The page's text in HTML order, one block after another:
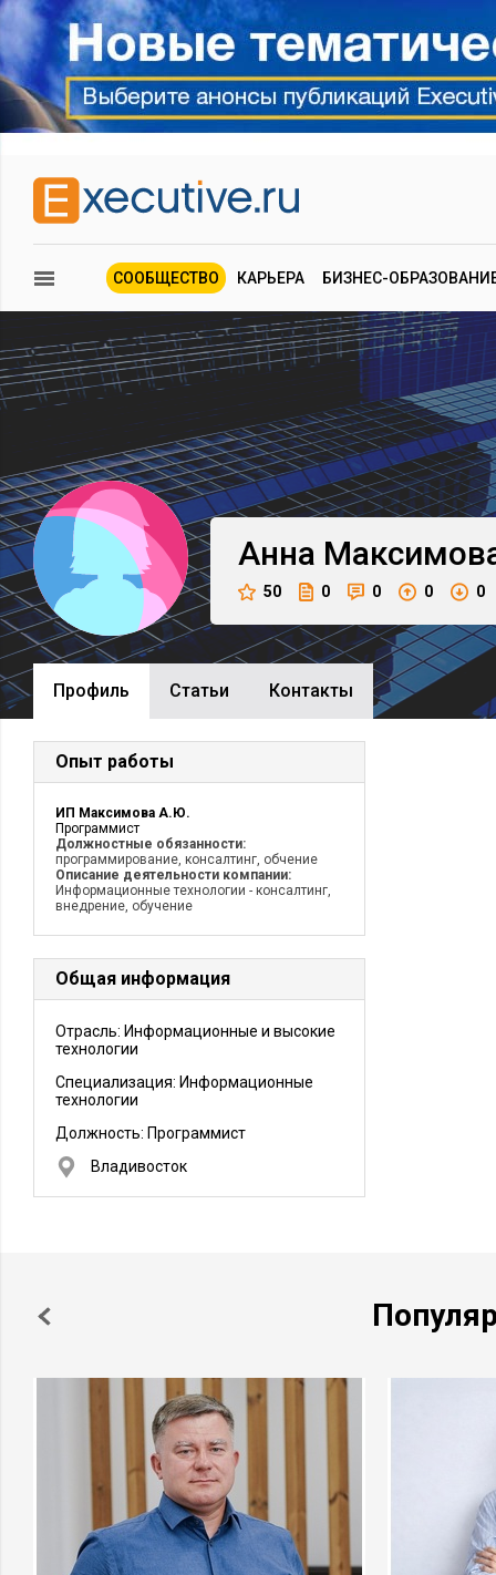
СООБЩЕСТВО КАРЬЕРА БИЗНЕС-
Анна
50 0 0 0 0
Профиль Cтатьи Контакты
Опыт работы
ИП Максимова А.Ю.
Программист
Должностные обязанности:
программирование, консалтинг, обчение
Описание деятельности компании:
Информационные технологии - консалтинг,
внедрение, обучение
Общая информация
Отрасль: Информационные и высокие
технологии
Специализация: Информационные
технологии
Должность: Программист
Владивосток